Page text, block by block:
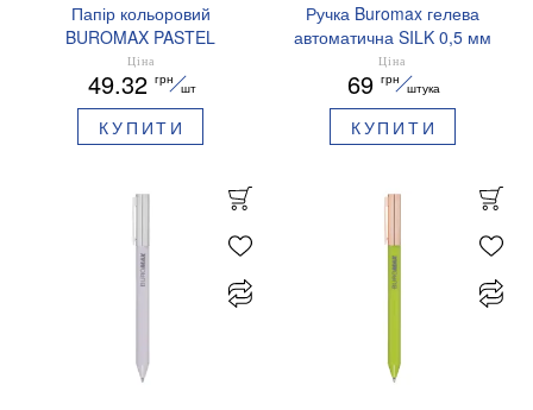
Папір кольоровий
BUROMAX PASTEL
EUROMAX 20 арк А4 80 г/
мс BM.2721220E-08
Ціна
49.32 грн
шт
КУПИТИ
Ручка Buromax гелева
автоматична SILK 0,5 мм
сині чорнила BM.83100
Ціна
69 грн
штука
КУПИТИ